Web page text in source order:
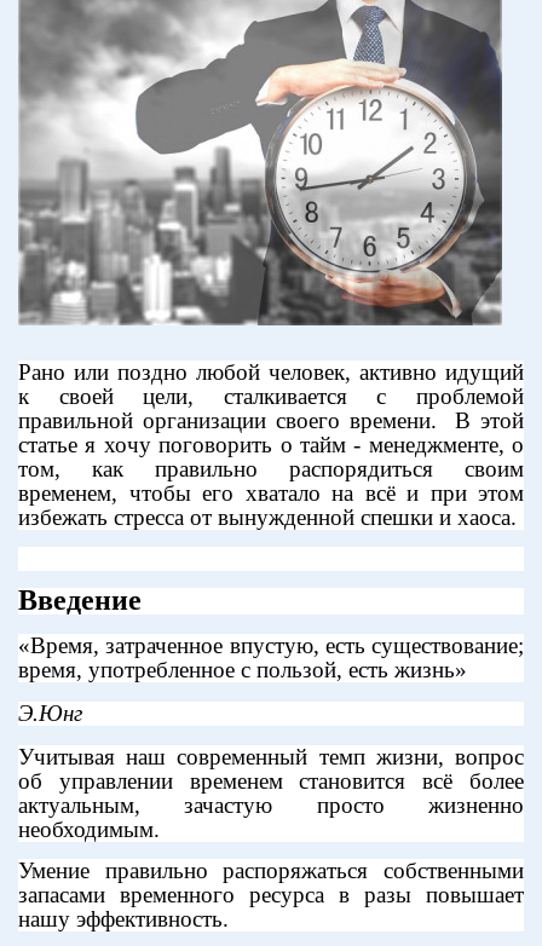
Рано или поздно любой человек, активно идущий
к своей цели, сталкивается с проблемой
правильной организации своего времени.
В этой
статье я хочу поговорить о тайм - менеджменте, о
том, как правильно распорядиться своим
временем, чтобы его хватало на всё и при этом
избежать стресса от вынужденной спешки и хаоса.
Введение
«Время, затраченное впустую, есть существование;
время, употребленное с пользой, есть жизнь»
Э.Юнг
Учитывая наш современный темп жизни, вопрос
об управлении временем становится всё более
актуальным, зачастую просто жизненно
необходимым.
Умение правильно распоряжаться собственными
запасами временного ресурса в разы повышает
нашу эффективность.